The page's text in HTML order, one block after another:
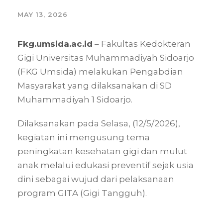
MAY 13, 2026
Fkg.umsida.ac.id – Fakultas Kedokteran
Gigi Universitas Muhammadiyah Sidoarjo
(FKG Umsida) melakukan Pengabdian
Masyarakat yang dilaksanakan di SD
Muhammadiyah 1 Sidoarjo.
Dilaksanakan pada Selasa, (12/5/2026),
kegiatan ini mengusung tema
peningkatan kesehatan gigi dan mulut
anak melalui edukasi preventif sejak usia
dini sebagai wujud dari pelaksanaan
program GITA (Gigi Tangguh).